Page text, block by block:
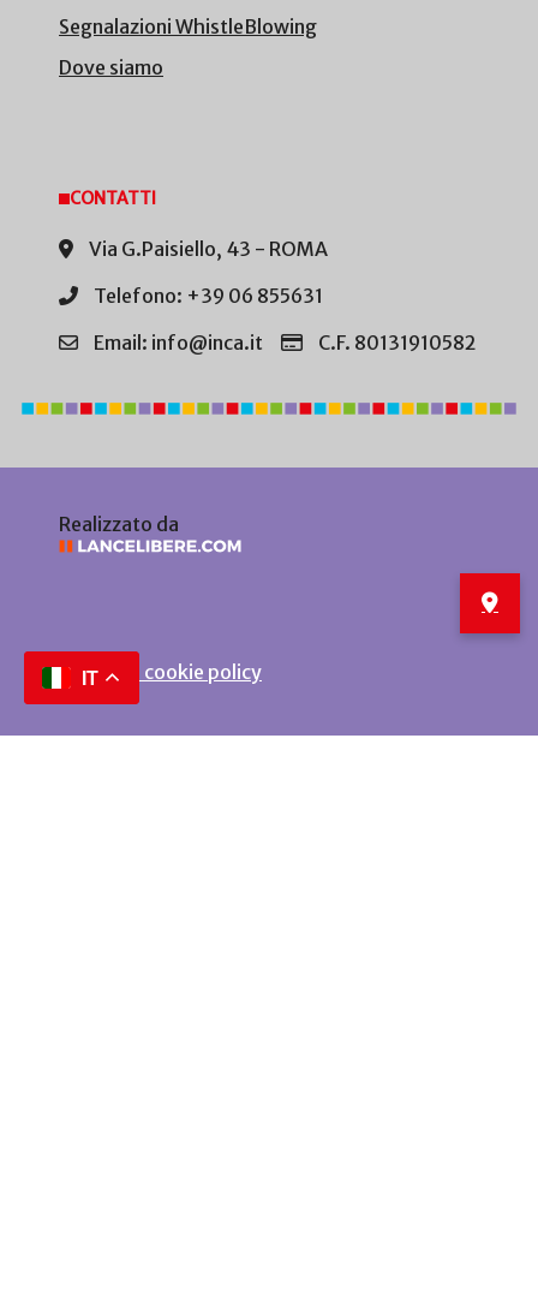
Segnalazioni WhistleBlowing
Dove siamo
CONTATTI
Via G.Paisiello, 43 - ROMA
Telefono: +39 06 855631
Email: info@inca.it
C.F. 80131910582
Realizzato da
Privacy e cookie policy
IT